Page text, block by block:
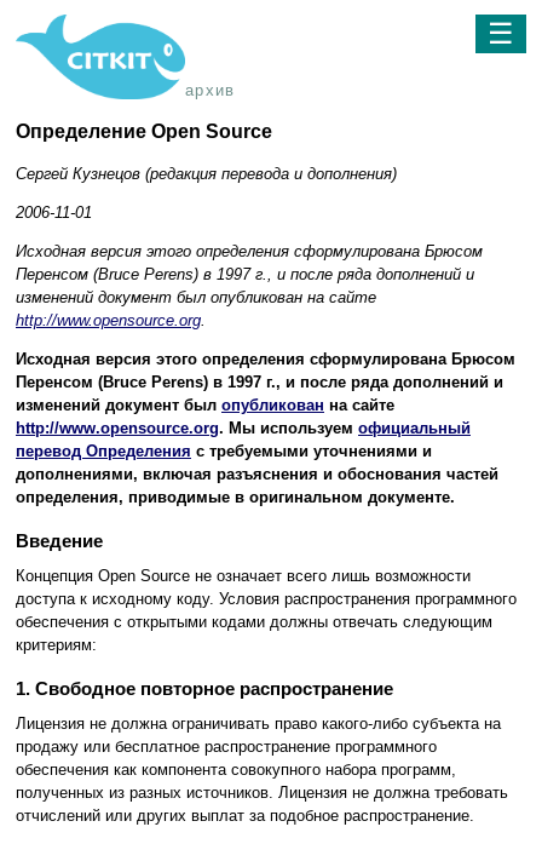
архив
☰
Определение Open Source
Сергей Кузнецов (редакция перевода и дополнения)
2006-11-01
Исходная версия этого определения сформулирована Брюсом
Перенсом (Bruce Perens) в 1997 г., и после ряда дополнений и
изменений документ был опубликован на сайте
http://www.opensource.org.
Исходная версия этого определения сформулирована Брюсом
Перенсом (Bruce Perens) в 1997 г., и после ряда дополнений и
изменений документ был опубликован на сайте
http://www.opensource.org. Мы используем официальный
перевод Определения с требуемыми уточнениями и
дополнениями, включая разъяснения и обоснования частей
определения, приводимые в оригинальном документе.
Введение
Концепция Open Source не означает всего лишь возможности
доступа к исходному коду. Условия распространения программного
обеспечения с открытыми кодами должны отвечать следующим
критериям:
1. Свободное повторное распространение
Лицензия не должна ограничивать право какого-либо субъекта на
продажу или бесплатное распространение программного
обеспечения как компонента совокупного набора программ,
полученных из разных источников. Лицензия не должна требовать
отчислений или других выплат за подобное распространение.